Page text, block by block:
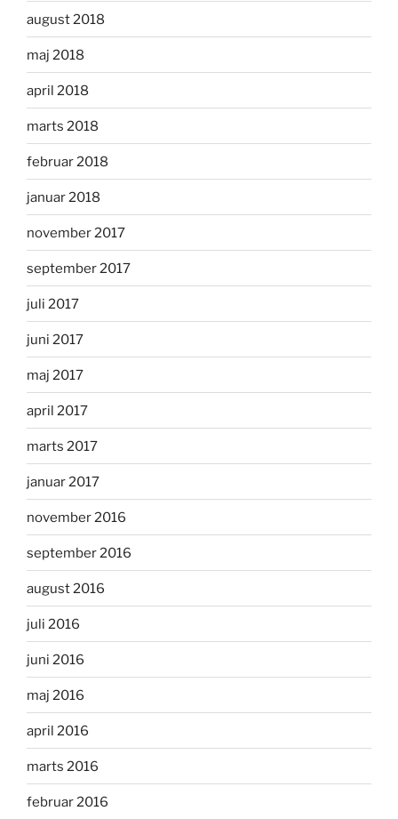
august 2018
maj 2018
april 2018
marts 2018
februar 2018
januar 2018
november 2017
september 2017
juli 2017
juni 2017
maj 2017
april 2017
marts 2017
januar 2017
november 2016
september 2016
august 2016
juli 2016
juni 2016
maj 2016
april 2016
marts 2016
februar 2016